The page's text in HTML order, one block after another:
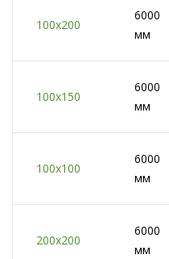
100x200
6000
мм
100x150
6000
мм
100x100
6000
мм
200x200
6000
мм